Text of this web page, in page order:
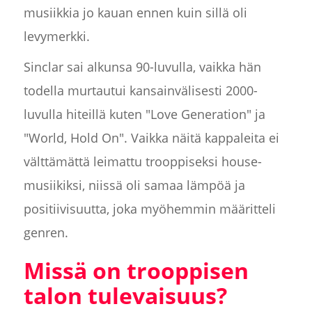
musiikkia jo kauan ennen kuin sillä oli
levymerkki.
Sinclar sai alkunsa 90-luvulla, vaikka hän
todella murtautui kansainvälisesti 2000-
luvulla hiteillä kuten "Love Generation" ja
"World, Hold On". Vaikka näitä kappaleita ei
välttämättä leimattu trooppiseksi house-
musiikiksi, niissä oli samaa lämpöä ja
positiivisuutta, joka myöhemmin määritteli
genren.
Missä on trooppisen
talon tulevaisuus?